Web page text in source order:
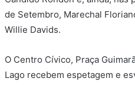
de Setembro, Marechal
Willie Davids.
O Centro Cívico, Praça
Lago recebem espetagem e